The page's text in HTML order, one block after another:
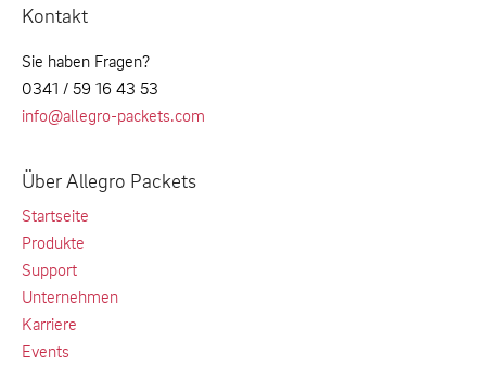
Kontakt
Sie haben Fragen?
0341 / 59 16 43 53
info@allegro-packets.com
Über Allegro Packets
Startseite
Produkte
Support
Unternehmen
Karriere
Events